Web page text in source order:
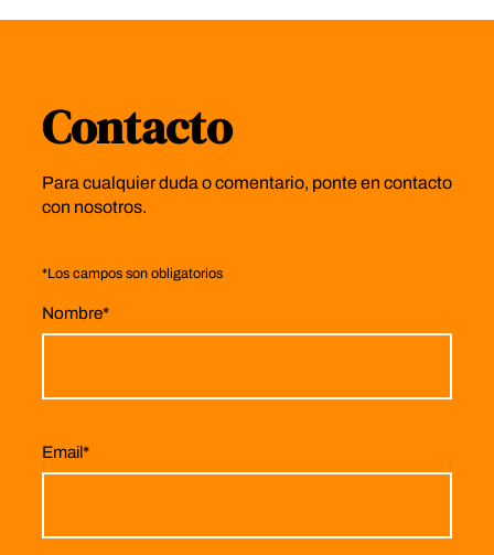
Contacto
Para cualquier duda o comentario, ponte en contacto
con nosotros.
*Los campos son obligatorios
Nombre*
Email*